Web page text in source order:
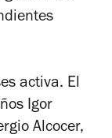
activa. El
Igor
Alcocer,